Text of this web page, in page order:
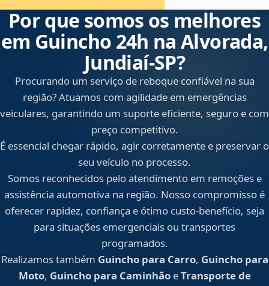
Por que somos os melhores
em Guincho 24h na Alvorada,
Jundiaí‑SP?
Procurando um serviço de reboque confiável na sua
região? Atuamos com agilidade em emergências
veiculares, garantindo um suporte eficiente, seguro e com
preço competitivo.
É essencial chegar rápido, agir corretamente e preservar o
seu veículo no processo.
Somos reconhecidos pelo atendimento em remoções e
assistência automotiva na região. Nosso compromisso é
oferecer rapidez, confiança e ótimo custo-benefício, seja
para situações emergenciais ou transportes
programados.
Realizamos também Guincho para Carro, Guincho para
Moto, Guincho para CaminhãoeTransporte de